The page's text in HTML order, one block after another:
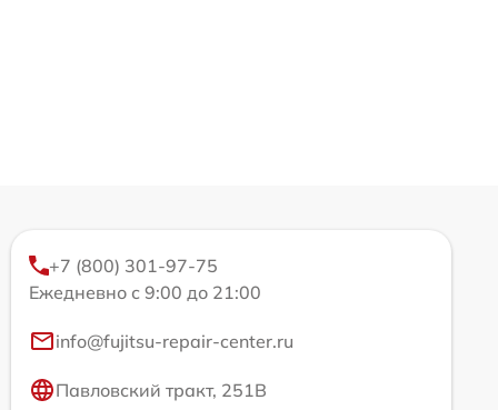
+7 (800) 301-97-75
Ежедневно с 9:00 до 21:00
info@fujitsu-repair-center.ru
Павловский тракт, 251В